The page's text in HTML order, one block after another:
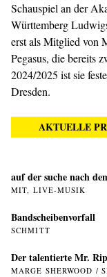
Schauspiel an der
Württemberg
erst als Mitglied von
Pegasus, die bereits
2024/2025 ist sie
Dresden.
AKTUELLE
auf der suche nach
MIT, LIVE-MUSIK
Bandscheibenvorfall
SCHMITT
Der talentierte Mr.
MARGE SHERWOOD /